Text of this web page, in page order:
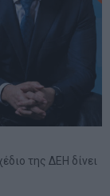
της ΔΕΗ δίνει